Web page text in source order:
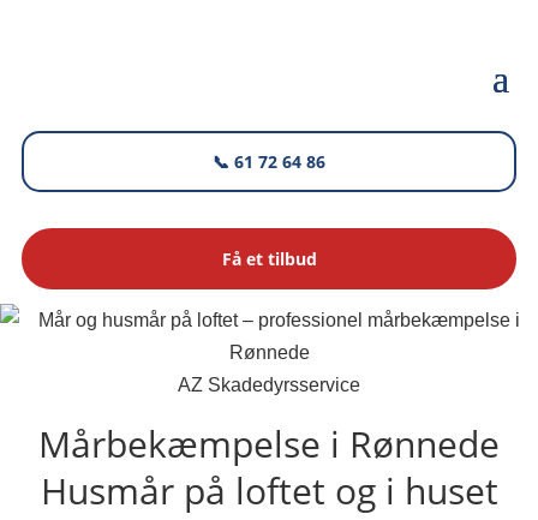
📞 61 72 64 86
Få et tilbud
AZ Skadedyrsservice
Mårbekæmpelse i Rønnede
Husmår på loftet og i huset